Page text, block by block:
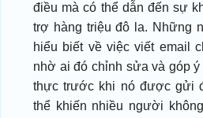
điều mà có thể dẫn đến sự
trợ hàng triệu đô la. Những
hiểu biết về việc viết email
nhờ ai đó chỉnh sửa và góp
thực trước khi nó được gửi
thể khiến nhiều người